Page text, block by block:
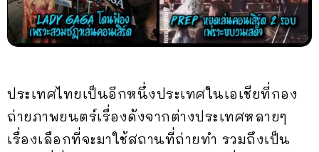
ประเทศไทยเป็นอีกหนึ่งประเทศในเอเชียที่กอง
ถ่ายภาพยนตร์เรื่องดังจากต่างประเทศหลายๆ
เรื่องเลือกที่จะมาใช้สถานที่ถ่ายทำ รวมถึงเป็น